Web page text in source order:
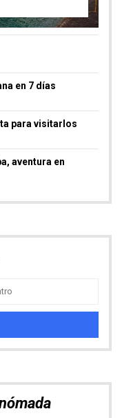
en 7 días
para visitarlos
aventura en